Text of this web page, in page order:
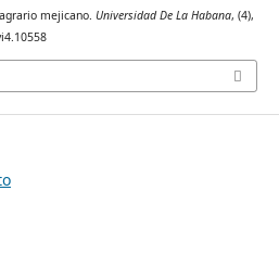
mejicano. Universidad De La Habana, (4),